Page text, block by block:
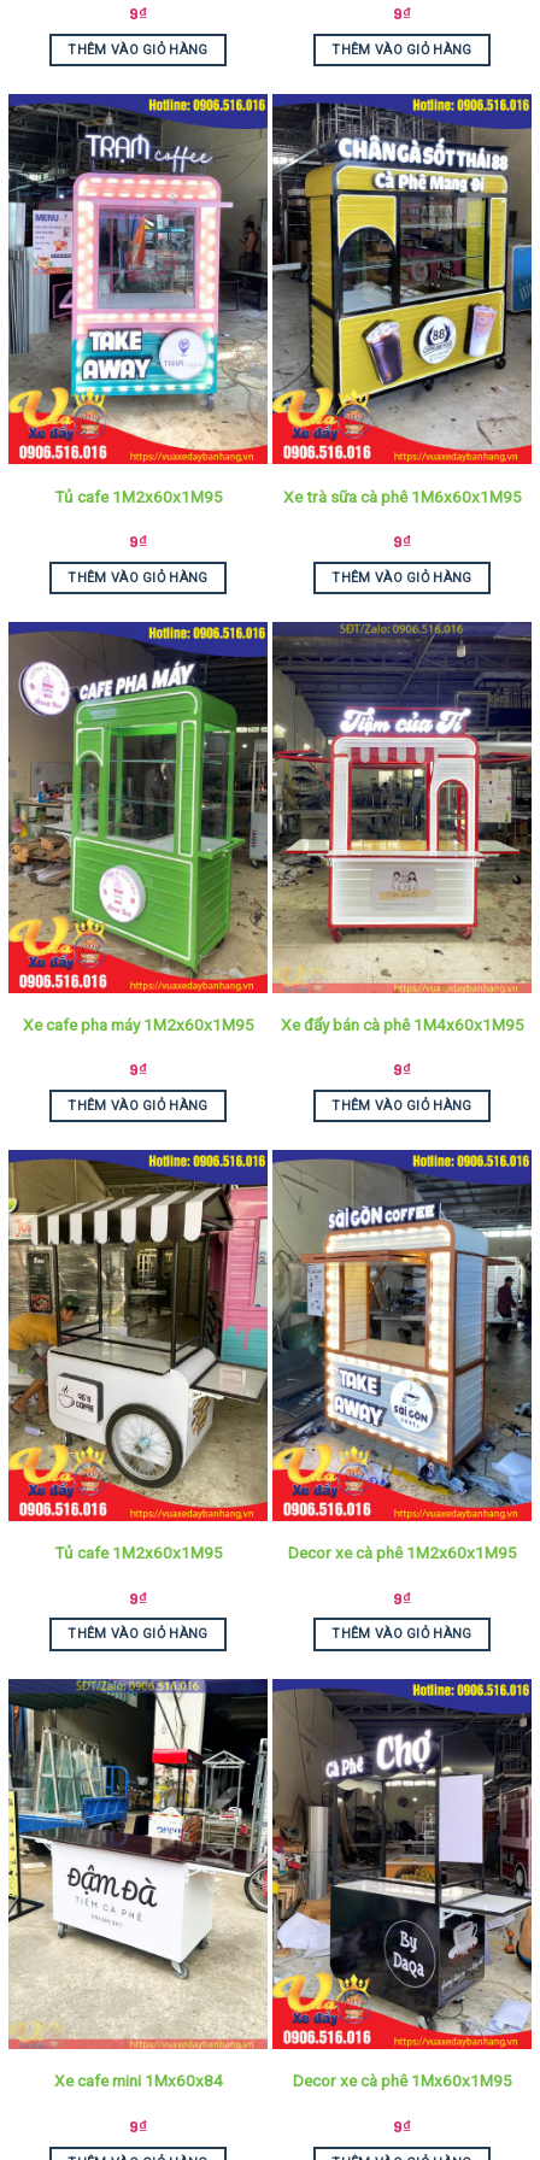
9₫
THÊM VÀO GIỎ HÀNG
9₫
THÊM VÀO GIỎ HÀNG
Tủ cafe 1M2x60x1M95
9₫
THÊM VÀO GIỎ HÀNG
Xe trà sữa cà phê 1M6x60x1M95
9₫
THÊM VÀO GIỎ HÀNG
Xe cafe pha máy 1M2x60x1M95
9₫
THÊM VÀO GIỎ HÀNG
Xe đẩy bán cà phê 1M4x60x1M95
9₫
THÊM VÀO GIỎ HÀNG
Tủ cafe 1M2x60x1M95
9₫
THÊM VÀO GIỎ HÀNG
Decor xe cà phê 1M2x60x1M95
9₫
THÊM VÀO GIỎ HÀNG
Xe cafe mini 1Mx60x84
9₫
Decor xe cà phê 1Mx60x1M95
9₫